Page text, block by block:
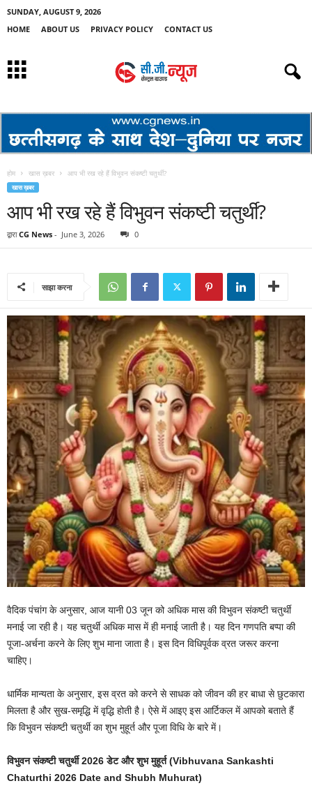
SUNDAY, AUGUST 9, 2026
HOME
ABOUT US PRIVACY POLICY CONTACT US
होम खास ख़बर आप भी रख रहे हैं विभुवन संकष्टी चतुर्थी?
खास ख़बर
आप भी रख रहे हैं विभुवन संकष्टी चतुर्थी?
द्वारा CG News - June 3, 2026 0
साझा करना
वैदिक पंचांग के अनुसार, आज यानी 03 जून को अधिक मास की विभुवन संकष्टी चतुर्थी
मनाई जा रही है। यह चतुर्थी अधिक मास में ही मनाई जाती है। यह दिन गणपति बप्पा की
पूजा-अर्चना करने के लिए शुभ माना जाता है। इस दिन विधिपूर्वक व्रत जरूर करना
चाहिए।
धार्मिक मान्यता के अनुसार, इस व्रत को करने से साधक को जीवन की हर बाधा से छुटकारा
मिलता है और सुख-समृद्धि में वृद्धि होती है। ऐसे में आइए इस आर्टिकल में आपको बताते हैं
कि विभुवन संकष्टी चतुर्थी का शुभ मुहूर्त और पूजा विधि के बारे में।
विभुवन संकष्टी चतुर्थी 2026 डेट और शुभ मुहूर्त (Vibhuvana Sankashti
Chaturthi 2026 Date and Shubh Muhurat)